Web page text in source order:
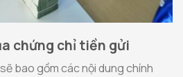
chứng chỉ tiền gửi
bao gồm các nội dung chính